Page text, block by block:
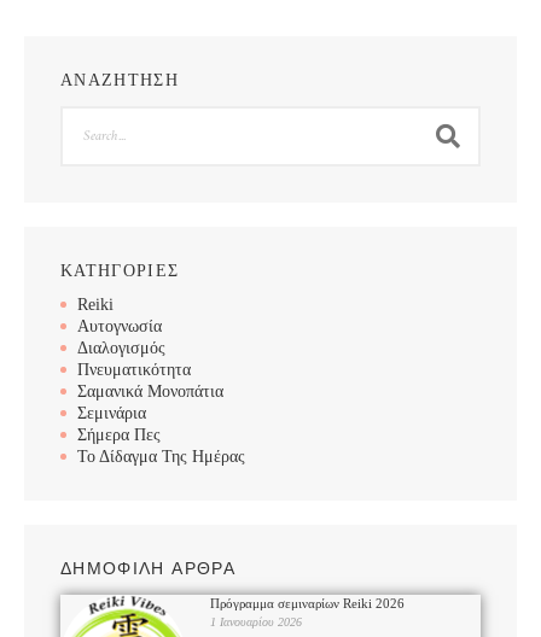
ΑΝΑΖΗΤΗΣΗ
ΚΑΤΗΓΟΡΙΕΣ
Reiki
Αυτογνωσία
Διαλογισμός
Πνευματικότητα
Σαμανικά Μονοπάτια
Σεμινάρια
Σήμερα Πες
Το Δίδαγμα Της Ημέρας
ΔΗΜΟΦΙΛΗ ΑΡΘΡΑ
Πρόγραμμα σεμιναρίων Reiki 2026
1 Ιανουαρίου 2026